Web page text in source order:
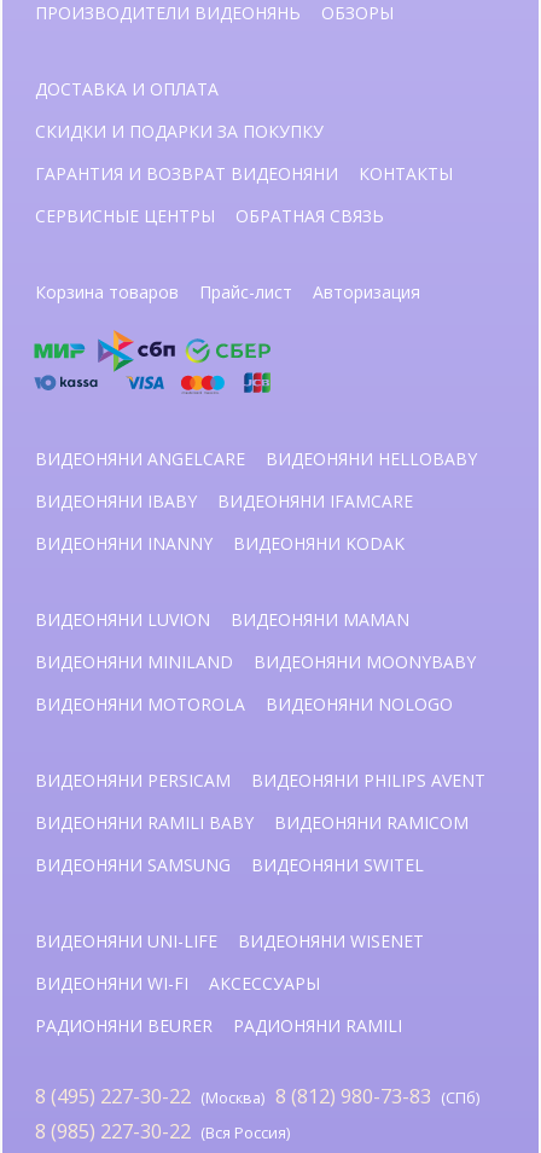
ПРОИЗВОДИТЕЛИ ВИДЕОНЯНЬ
ОБЗОРЫ
ДОСТАВКА И ОПЛАТА
СКИДКИ И ПОДАРКИ ЗА ПОКУПКУ
ГАРАНТИЯ И ВОЗВРАТ ВИДЕОНЯНИ
КОНТАКТЫ
СЕРВИСНЫЕ ЦЕНТРЫ
ОБРАТНАЯ СВЯЗЬ
Корзина товаров Прайс-лист Авторизация
ВИДЕОНЯНИ ANGELCARE
ВИДЕОНЯНИ HELLOBABY
ВИДЕОНЯНИ IBABY
ВИДЕОНЯНИ IFAMCARE
ВИДЕОНЯНИ INANNY
ВИДЕОНЯНИ KODAK
ВИДЕОНЯНИ LUVION
ВИДЕОНЯНИ MAMAN
ВИДЕОНЯНИ MINILAND
ВИДЕОНЯНИ MOONYBABY
ВИДЕОНЯНИ MOTOROLA
ВИДЕОНЯНИ NOLOGO
ВИДЕОНЯНИ PERSICAM
ВИДЕОНЯНИ PHILIPS AVENT
ВИДЕОНЯНИ RAMILI BABY
ВИДЕОНЯНИ RAMICOM
ВИДЕОНЯНИ SAMSUNG
ВИДЕОНЯНИ SWITEL
ВИДЕОНЯНИ UNI-LIFE
ВИДЕОНЯНИ WISENET
ВИДЕОНЯНИ WI-FI
АКСЕССУАРЫ
РАДИОНЯНИ BEURER
РАДИОНЯНИ RAMILI
8 (495) 227-30-22 (Москва) 8 (812) 980-73-83 (СПб)
8 (985) 227-30-22 (Вся Россия)